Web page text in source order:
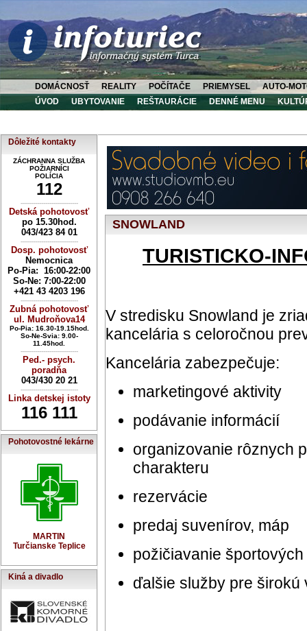
DOMÁCNOSŤ REALITY POČÍTAČE PRIEMYSEL
AUTO-
ÚVOD
UBYTOVANIE REŠTAURÁCIE DENNÉ MENU
Dôležité kontakty
ZÁCHRANNA SLUŽBA
POŽIARNÍCI
POLÍCIA
112
----------------------------
Detská pohotovosť
po 15.30hod.
043/423 84 01
----------------------------
Dosp. pohotovosť
Nemocnica
Po-Pia: 16:00-22:00
So-Ne: 7:00-22:00
+421 43 4203 196
----------------------------
Zubná pohotovosť
ul. Mudroňova14
Po-Pia: 16.30-19.15hod.
So-Ne-Svia: 9.00-
11.45hod.
----------------------------
Ped.- psych.
poradňa
043/430 20 21
----------------------------
Linka detskej istoty
116 111
Pohotovostné lekárne
MARTIN
Turčianske Teplice
Kiná a divadlo
SNOWLAND
TURISTICKO-
V stredisku Snowland je
kancelária s celoročnou
Kancelária zabezpečuje:
marketingové aktivity
podávanie informácií
organizovanie rôznych
charakteru
rezervácie
predaj suvenírov, máp
požičiavanie
ďalšie služby pre širokú